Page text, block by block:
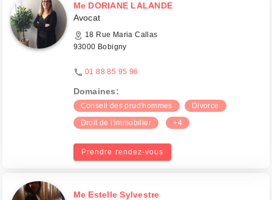
Me DORIANE LALANDE
Avocat
18 Rue Maria Callas
93000 Bobigny
01 88 85 95 96
Domaines:
Conseil des prud'hommes
Divorce
Droit de l'immobilier
+4
Prendre rendez-vous
Me Estelle Sylvestre